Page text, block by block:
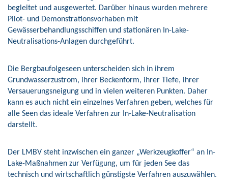
begleitet und ausgewertet. Darüber hinaus wurden mehrere
Pilot- und Demonstrationsvorhaben mit
Gewässerbehandlungsschiffen und stationären In-Lake-
Neutralisations-Anlagen durchgeführt.
Die Bergbaufolgeseen unterscheiden sich in ihrem
Grundwasserzustrom, ihrer Beckenform, ihrer Tiefe, ihrer
Versauerungsneigung und in vielen weiteren Punkten. Daher
kann es auch nicht ein einzelnes Verfahren geben, welches für
alle Seen das ideale Verfahren zur In-Lake-Neutralisation
darstellt.
Der LMBV steht inzwischen ein ganzer „Werkzeugkoffer“ an In-
Lake-Maßnahmen zur Verfügung, um für jeden See das
technisch und wirtschaftlich günstigste Verfahren auszuwählen.